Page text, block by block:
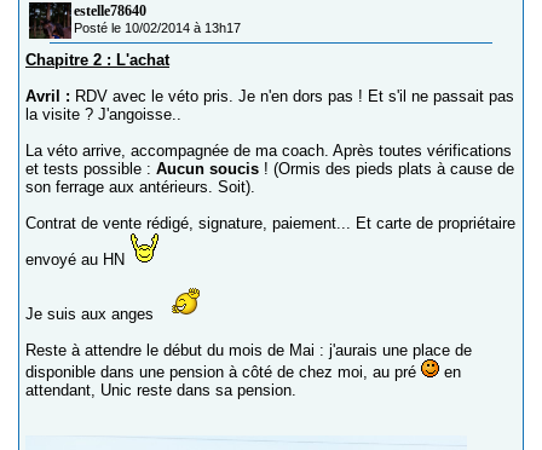
estelle78640
Posté le 10/02/2014 à 13h17
Chapitre 2 : L'achat
Avril : RDV avec le véto pris. Je n'en dors pas ! Et s'il ne passait pas
la visite ? J'angoisse..
La véto arrive, accompagnée de ma coach. Après toutes vérifications
et tests possible : Aucun soucis ! (Ormis des pieds plats à cause de
son ferrage aux antérieurs. Soit).
Contrat de vente rédigé, signature, paiement... Et carte de propriétaire
envoyé au HN
Je suis aux anges
Reste à attendre le début du mois de Mai : j'aurais une place de
disponible dans une pension à côté de chez moi, au pré
en
attendant, Unic reste dans sa pension.